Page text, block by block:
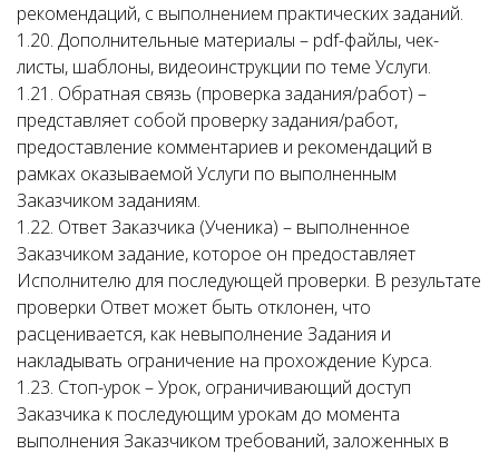
рекомендаций, с выполнением практических заданий.
1.20. Дополнительные материалы – pdf-файлы, чек-
листы, шаблоны, видеоинструкции по теме Услуги.
1.21. Обратная связь (проверка задания/работ) –
представляет собой проверку задания/работ,
предоставление комментариев и рекомендаций в
рамках оказываемой Услуги по выполненным
Заказчиком заданиям.
1.22. Ответ Заказчика (Ученика) – выполненное
Заказчиком задание, которое он предоставляет
Исполнителю для последующей проверки. В результате
проверки Ответ может быть отклонен, что
расценивается, как невыполнение Задания и
накладывать ограничение на прохождение Курса.
1.23. Стоп-урок – Урок, ограничивающий доступ
Заказчика к последующим урокам до момента
выполнения Заказчиком требований, заложенных в